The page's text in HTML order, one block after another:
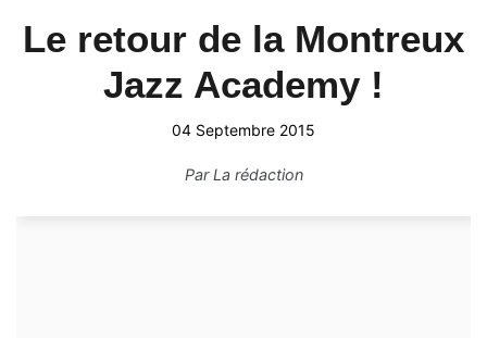
Le retour de la Montreux
Jazz Academy !
04 Septembre 2015
ParLa rédaction